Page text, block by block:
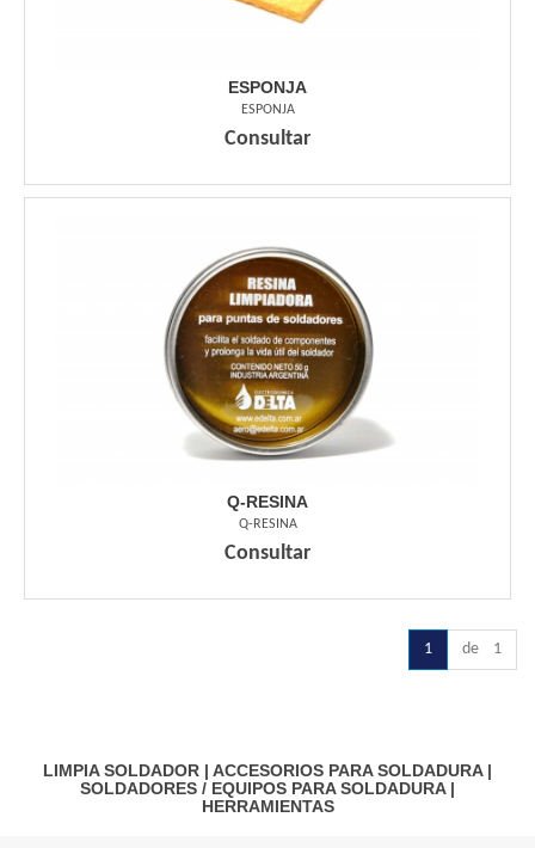
ESPONJA
ESPONJA
Consultar
Q-RESINA
Q-RESINA
Consultar
1 de 1
LIMPIA SOLDADOR | ACCESORIOS PARA SOLDADURA|
SOLDADORES / EQUIPOS PARA SOLDADURA|
HERRAMIENTAS